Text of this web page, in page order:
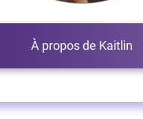
À propos de Kaitlin